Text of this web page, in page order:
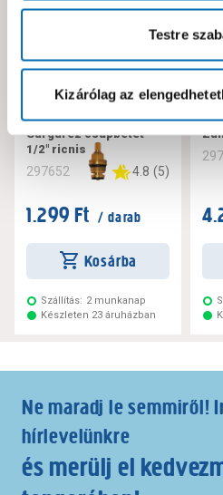
Testre
Kizárólag az
Sárgaréz csapbetét
1/2" ricnis
297652 4.8 (5)
1.299 Ft / darab
Kosárba
Szállítás: 2 munkanap
Készleten 23 áruházban
Ne maradj le semmiről!
hírlevelünkre
és merülj el